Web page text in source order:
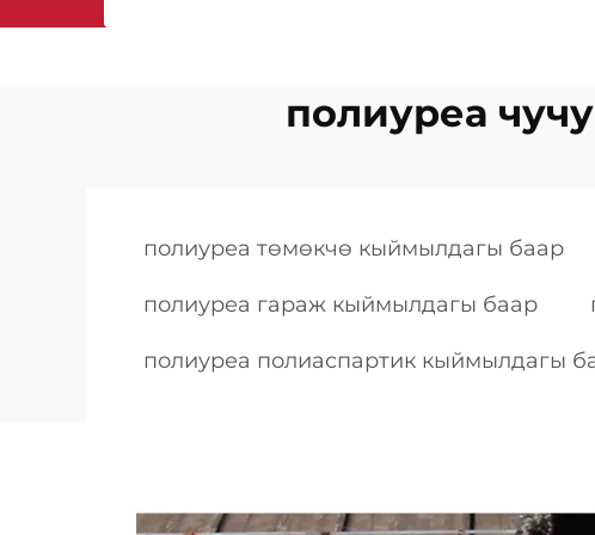
полиуреа
полиуреа төмөкчө кыймылдагы баар
полиуреа гараж кыймылдагы баар
полиуреа полиаспартик кыймылдагы